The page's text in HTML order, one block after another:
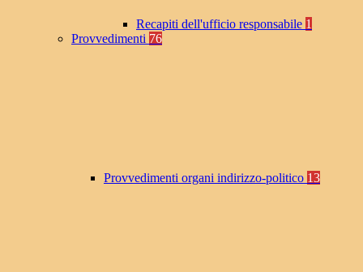
Recapiti dell'ufficio responsabile 1
Provvedimenti 76
Provvedimenti organi indirizzo-politico 13